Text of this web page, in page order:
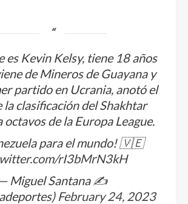
es Kevin Kelsy, tiene 18 años
de Mineros de Guayana y
partido en Ucrania, anotó el
la clasificación del Shakhtar
octavos de la Europa League.
para el mundo! 🇻🇪
rI3bMrN3kH
— Miguel Santana ✍️
February 24, 2023